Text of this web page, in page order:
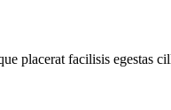
placerat facilisis egestas